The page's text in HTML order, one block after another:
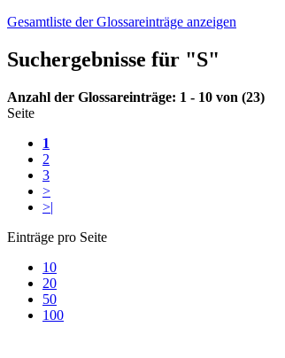
Gesamtliste der Glossareinträge anzeigen
Suchergebnisse für "S"
Anzahl der Glossareinträge: 1 - 10 von (23)
Seite
1
2
3
>
>|
Einträge pro Seite
10
20
50
100